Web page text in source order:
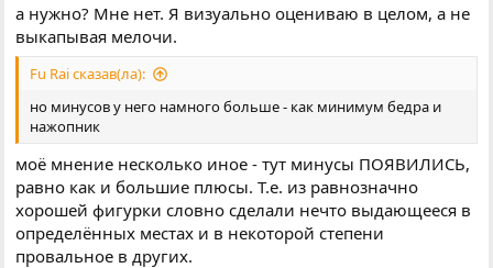
а нужно? Мне нет. Я визуально оцениваю в целом, а не
выкапывая мелочи.
Fu Rai сказав(ла):
но минусов у него намного больше - как минимум бедра и
нажопник
моё мнение несколько иное - тут минусы ПОЯВИЛИСЬ,
равно как и большие плюсы. Т.е. из равнозначно
хорошей фигурки словно сделали нечто выдающееся в
определённых местах и в некоторой степени
провальное в других.